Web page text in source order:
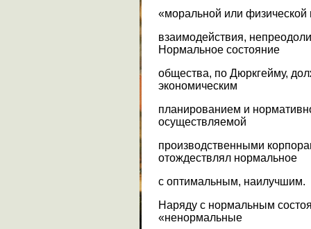
«моральной или физической
взаимодействия,
Нормальное состояние
общества, по Дюркгейму,
экономическим
планированием и
осуществляемой
производственными
отождествлял нормальное
с оптимальным, наилучшим.
Наряду с нормальным
«ненормальные